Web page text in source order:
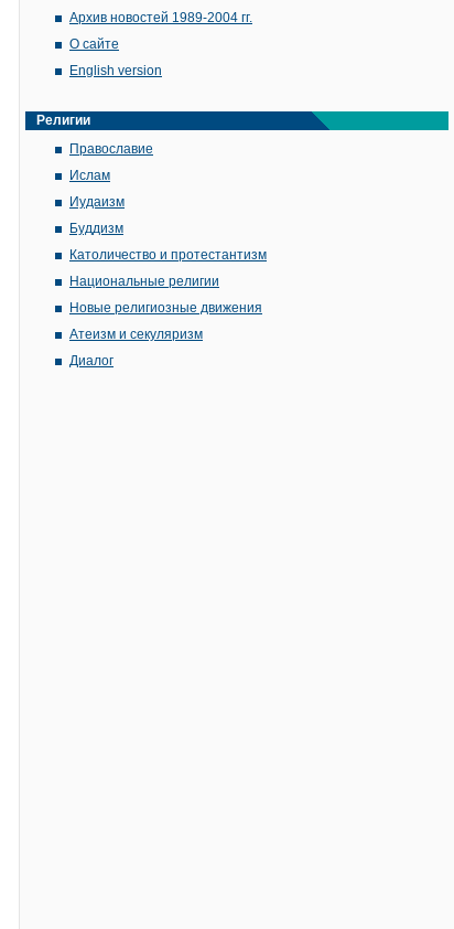
Архив новостей 1989-2004 гг.
О сайте
English version
Религии
Православие
Ислам
Иудаизм
Буддизм
Католичество и протестантизм
Национальные религии
Новые религиозные движения
Атеизм и секуляризм
Диалог